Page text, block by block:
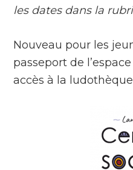
les dates dans la
Nouveau pour les
passeport de
accès à la